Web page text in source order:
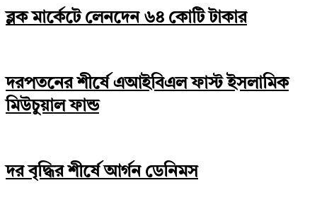
ব্লক মার্কেটে লেনদেন ৬৪ কোটি টাকার
দরপতনের শীর্ষে এআইবিএল ফাস্ট ইসলামিক
মিউচুয়াল ফান্ড
দর বৃদ্ধির শীর্ষে আর্গন ডেনিমস